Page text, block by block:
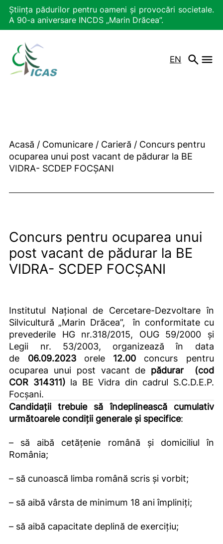
Știința pădurilor pentru oameni și provocări societale.
A 90-a aniversare INCDS „Marin Drăcea”.
EN
Acasă / Comunicare / Carieră / Concurs pentru
ocuparea unui post vacant de pădurar la BE
VIDRA- SCDEP FOCȘANI
Concurs pentru ocuparea unui
post vacant de pădurar la BE
VIDRA- SCDEP FOCȘANI
Institutul Național de Cercetare-Dezvoltare în
Silvicultură „Marin Drăcea”,
în conformitate cu
prevederile HG nr.318/2015, OUG 59/2000 și
Legii nr. 53/2003, organizează în data
de 06.09.2023orele 12.00 concurs pentru
ocuparea unui post vacant de pădurar (cod
COR 314311) la BE Vidra din cadrul S.C.D.E.P.
Focșani.
Candidații trebuie să îndeplinească cumulativ
următoarele condiții generale și specifice:
– să aibă cetățenie română și domiciliul în
România;
– să cunoască limba română scris și vorbit;
– să aibă vârsta de minimum 18 ani împliniți;
– să aibă capacitate deplină de exercițiu;